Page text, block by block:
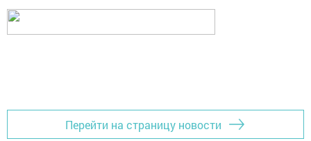
Перейти на страницу новости